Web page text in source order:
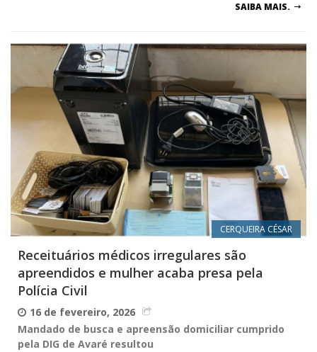
SAIBA MAIS.
CERQUEIRA CÉSAR
Receituários médicos irregulares são
apreendidos e mulher acaba presa pela
Polícia Civil
16 de fevereiro, 2026
Mandado de busca e apreensão domiciliar cumprido
pela DIG de Avaré resultou